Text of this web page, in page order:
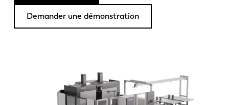
Demander une démonstration
Secteurs et solutions
Carrières